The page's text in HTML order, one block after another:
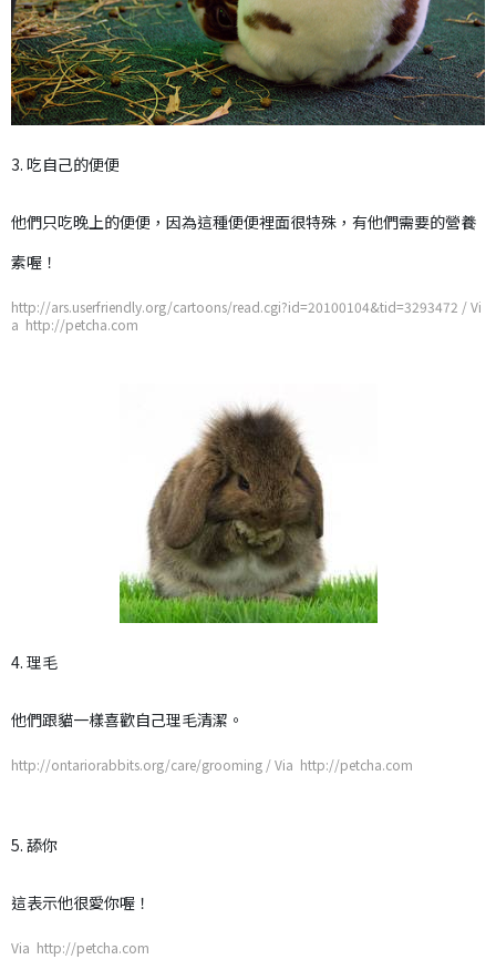
3. 吃自己的便便
他們只吃晚上的便便，因為這種便便裡面很特殊，有他們需要的營養
素喔！
http://ars.userfriendly.org/cartoons/read.cgi?id=20100104&tid=3293472 / Vi
a http://petcha.com
4. 理毛
他們跟貓一樣喜歡自己理毛清潔。
http://ontariorabbits.org/care/grooming / Via http://petcha.com
5. 舔你
這表示他很愛你喔！
Via http://petcha.com